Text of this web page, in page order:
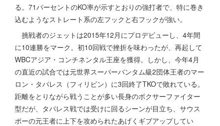
る。71パーセントのKO率が示すとおりの強打者で、特に巻き
込むようなストレート系の左フックと右フックが強い。
挑戦者のジェットは2015年12月にプロデビューし、4年間
に10連勝をマーク。初10回戦で挫折を味わったが、再起して
WBCアジア・コンチネンタル王座を獲得。しかし、今年4月
の直近の試合では元世界スーパーバンタム級2団体王者のマー
ロン・タパレス（フィリピン）に3回終了TKOで敗れている。
距離をとりながら戦うことが多い長身のボクサーファイター
型だが、タパレス戦では受けに回るシーンが目立ち、サウス
ポーの元王者に上下を攻められたあげくギブアップしてい